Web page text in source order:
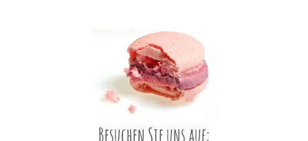
Besuchen Sie uns auf: